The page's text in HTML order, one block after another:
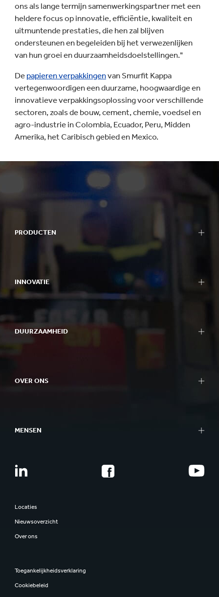
ons als lange termijn samenwerkingspartner met een
heldere focus op innovatie, efficiëntie, kwaliteit en
uitmuntende prestaties, die hen zal blijven
ondersteunen en begeleiden bij het verwezenlijken
van hun groei en duurzaamheidsdoelstellingen."
De papieren verpakkingenvan Smurfit Kappa
vertegenwoordigen een duurzame, hoogwaardige en
innovatieve verpakkingsoplossing voor verschillende
sectoren, zoals de bouw, cement, chemie, voedsel en
agro-industrie in Colombia, Ecuador, Peru, Midden
Amerika, het Caribisch gebied en Mexico.
PRODUCTEN
INNOVATIE
DUURZAAMHEID
OVER ONS
MENSEN
Locaties
Nieuwsoverzicht
Over ons
Toegankelijkheidsverklaring
Cookiebeleid